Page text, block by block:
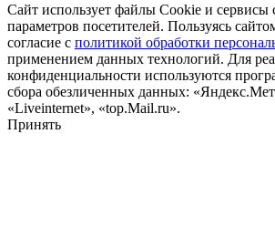
Сайт использует файлы Cookie и сервисы
параметров посетителей. Пользуясь
согласие с политикой обработки
применением данных технологий. Для
конфиденциальности используются
сбора обезличенных данных:
«Liveinternet», «top.Mail.ru».
Принять